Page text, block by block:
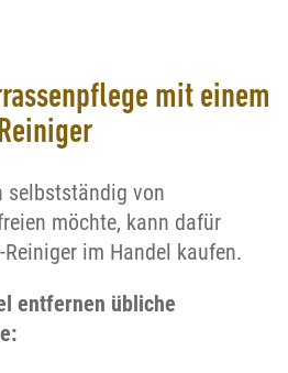
mit einem
selbstständig von
möchte, kann dafür
im Handel kaufen.
entfernen übliche